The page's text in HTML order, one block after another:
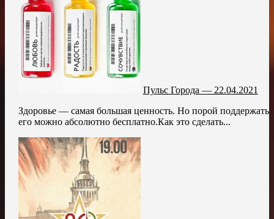
Пульс Города — 22.04.2021
Здоровье — самая большая ценность. Но порой поддержать
его можно абсолютно бесплатно.Как это сделать...